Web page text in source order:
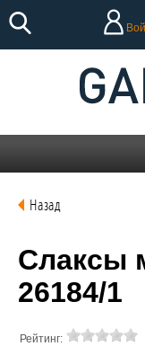
Назад
Слаксы
26184/1
Рейтинг: